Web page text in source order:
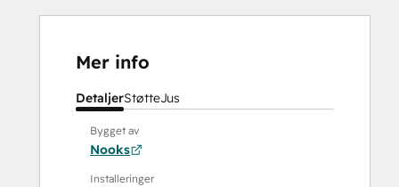
Mer info
DetaljerStøtteJus
Bygget av
Nooks
Installeringer